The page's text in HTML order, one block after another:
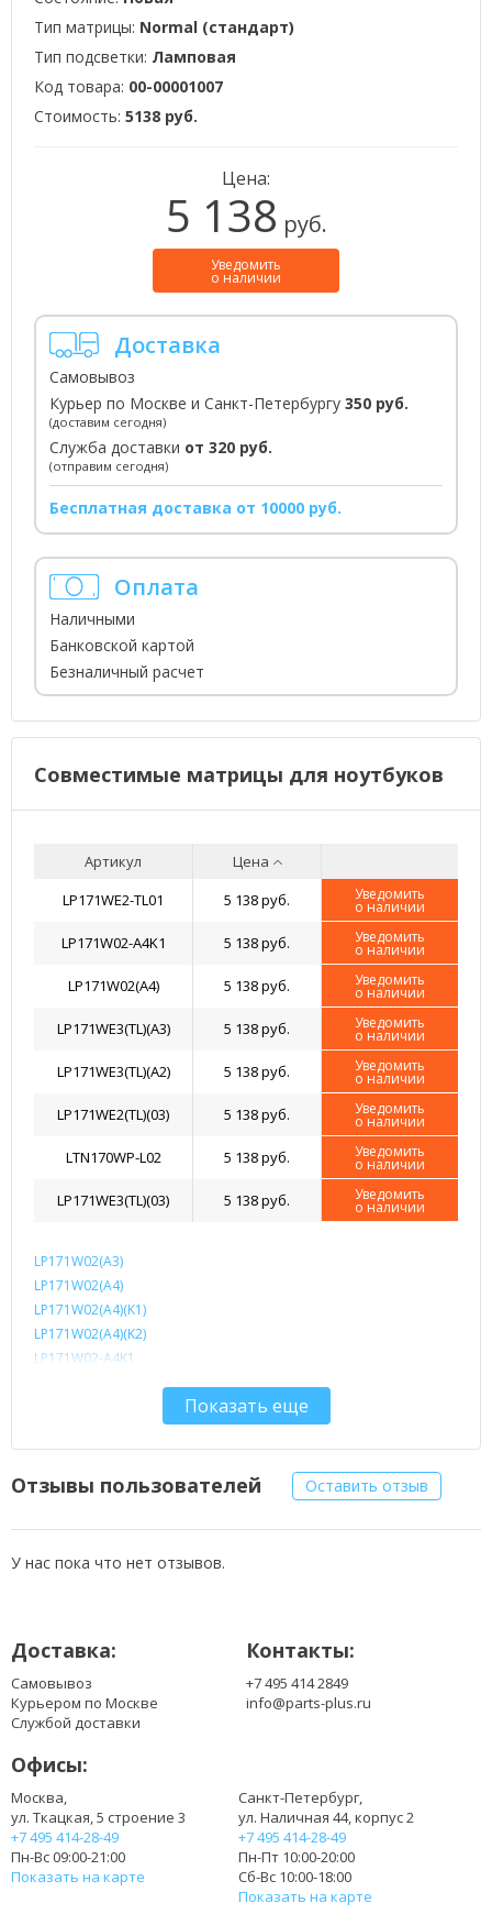
Тип матрицы: Normal (стандарт)
Тип подсветки: Ламповая
Код товара: 00-00001007
Стоимость: 5138 руб.
Цена:
5 138 руб.
Уведомить
о наличии
Доставка
Самовывоз
Курьер по Москве и Санкт-Петербургу 350 руб.
(доставим сегодня)
Служба доставки от 320 руб.
(отправим сегодня)
Бесплатная доставка от 10000 руб.
Оплата
Наличными
Банковской картой
Безналичный расчет
Совместимые матрицы для ноутбуков
Артикул
Цена
LP171WE2-TL01
5 138 руб. Уведомить
о наличии
LP171W02-A4K1 5 138 руб. Уведомить
о наличии
LP171W02(A4) 5 138 руб. Уведомить
о наличии
LP171WE3(TL)(A3) 5 138 руб. Уведомить
о наличии
LP171WE3(TL)(A2) 5 138 руб. Уведомить
о наличии
LP171WE2(TL)(03) 5 138 руб. Уведомить
о наличии
LTN170WP-L02 5 138 руб. Уведомить
о наличии
LP171WE3(TL)(03) 5 138 руб. Уведомить
о наличии
LP171W02(A3)
LP171W02(A4)
LP171W02(A4)(K1)
LP171W02(A4)(K2)
LP171W02-A4K1
LP171WE2(TL)(A2)
LP171WE2(TL)(A3)
LP171WE2-TL01
LP171WE3(TL)(A4)
LTN170MT02
LTN170P1-L02
LTN170WP-L02
LTN170WP-L02 V00
Показать еще
Отзывы пользователей Оставить отзыв
У нас пока что нет отзывов.
Доставка:
Самовывоз
Курьером по Москве
Службой доставки
Контакты:
+7 495 414 2849
info@parts-plus.ru
Офисы:
Москва,
ул. Ткацкая, 5 строение 3
+7 495 414-28-49
Пн-Вс 09:00-21:00
Показать на карте
Санкт-Петербург,
ул. Наличная 44, корпус 2
+7 495 414-28-49
Пн-Пт 10:00-20:00
Сб-Вс 10:00-18:00
Показать на карте